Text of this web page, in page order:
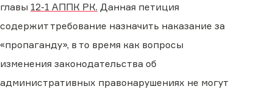
главы 12-1 АППК РК. Данная петиция
содержит требование назначить наказание за
«пропаганду», в то время как вопросы
изменения законодательства об
административных правонарушениях не могут